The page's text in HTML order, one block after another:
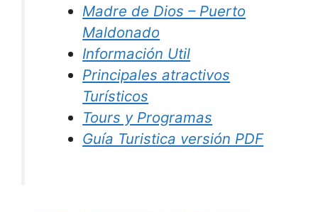
Madre de Dios – Puerto
Maldonado
Información Util
Principales atractivos
Turísticos
Tours y Programas
Guía Turistica versión PDF